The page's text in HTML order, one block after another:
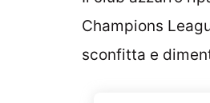
Champions
sconfitta e